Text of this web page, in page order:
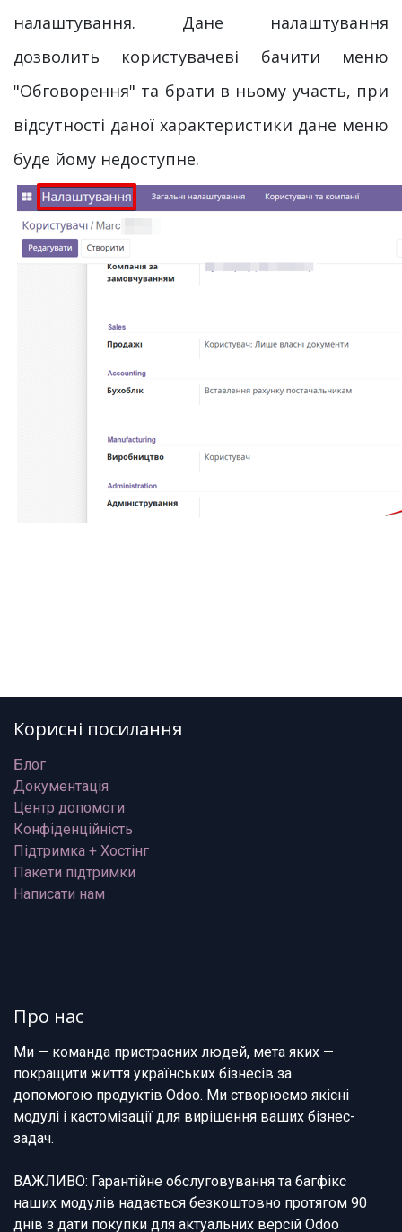
налаштування. Дане налаштування
дозволить користувачеві бачити меню
"Обговорення" та брати в ньому участь, при
відсутності даної характеристики дане меню
буде йому недоступне.
Корисні посилання
Блог
Документація
Центр допомоги
Конфіденційність
Підтримка + Хостінг
Пакети підтримки
Написати нам
Про нас
Ми — команда пристрасних людей, мета яких —
покращити життя українських бізнесів за
допомогою продуктів Odoo. Ми створюємо якісні
модулі і кастомізації для вирішення ваших бізнес-
задач.
ВАЖЛИВО: Гарантійне обслуговування та багфікс
наших модулів надається безкоштовно протягом 90
днів з дати покупки для актуальних версій Odoo